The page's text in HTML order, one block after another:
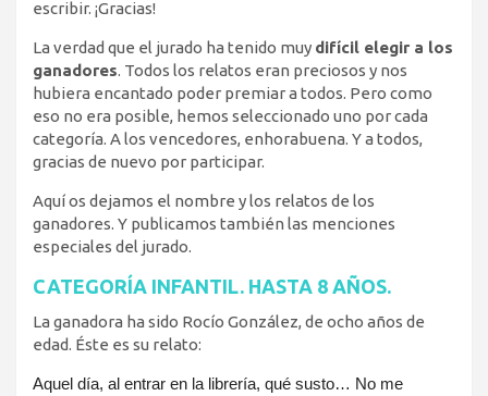
escribir. ¡Gracias!
La verdad que el jurado ha tenido muy difícil elegir a los
ganadores. Todos los relatos eran preciosos y nos
hubiera encantado poder premiar a todos. Pero como
eso no era posible, hemos seleccionado uno por cada
categoría. A los vencedores, enhorabuena. Y a todos,
gracias de nuevo por participar.
Aquí os dejamos el nombre y los relatos de los
ganadores. Y publicamos también las menciones
especiales del jurado.
CATEGORÍA INFANTIL. HASTA 8 AÑOS.
La ganadora ha sido Rocío González, de ocho años de
edad. Éste es su relato:
Aquel día, al entrar en la librería, qué susto… No me